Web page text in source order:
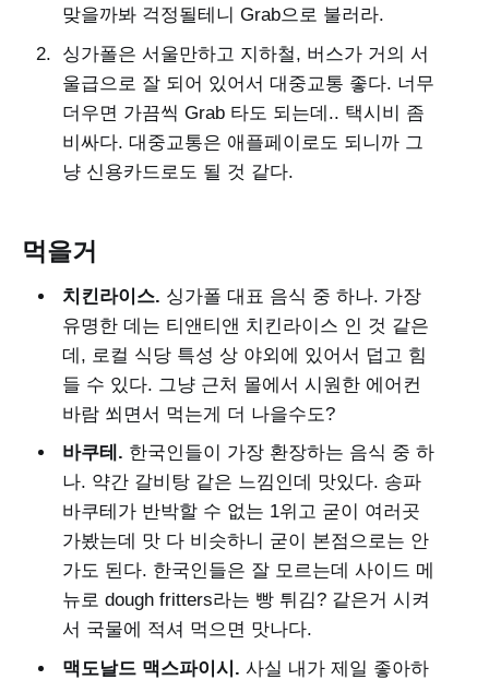
맞을까봐 걱정될테니 Grab으로 불러라.
싱가폴은 서울만하고 지하철, 버스가 거의 서
울급으로 잘 되어 있어서 대중교통 좋다. 너무
더우면 가끔씩 Grab 타도 되는데.. 택시비 좀
비싸다. 대중교통은 애플페이로도 되니까 그
냥 신용카드로도 될 것 같다.
먹을거
치킨라이스. 싱가폴 대표 음식 중 하나. 가장
유명한 데는 티앤티앤 치킨라이스 인 것 같은
데, 로컬 식당 특성 상 야외에 있어서 덥고 힘
들 수 있다. 그냥 근처 몰에서 시원한 에어컨
바람 쐬면서 먹는게 더 나을수도?
바쿠테. 한국인들이 가장 환장하는 음식 중 하
나. 약간 갈비탕 같은 느낌인데 맛있다. 송파
바쿠테가 반박할 수 없는 1위고 굳이 여러곳
가봤는데 맛 다 비슷하니 굳이 본점으로는 안
가도 된다. 한국인들은 잘 모르는데 사이드 메
뉴로 dough fritters라는 빵 튀김? 같은거 시켜
서 국물에 적셔 먹으면 맛나다.
맥도날드 맥스파이시. 사실 내가 제일 좋아하